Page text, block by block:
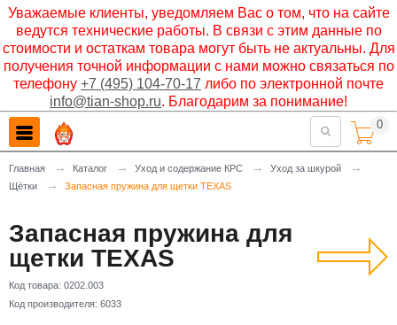
Уважаемые клиенты, уведомляем Вас о том, что на сайте
ведутся технические работы. В связи с этим данные по
стоимости и остаткам товара могут быть не актуальны. Для
получения точной информации с нами можно связаться по
телефону +7 (495) 104-70-17 либо по электронной почте
info@tian-shop.ru. Благодарим за понимание!
 0
Главная → Каталог → Уход и содержание КРС → Уход за шкурой →
Щётки → Запасная пружина для щетки TEXAS
Запасная пружина для
щетки TEXAS
Код товара: 0202.003
Код производителя: 6033